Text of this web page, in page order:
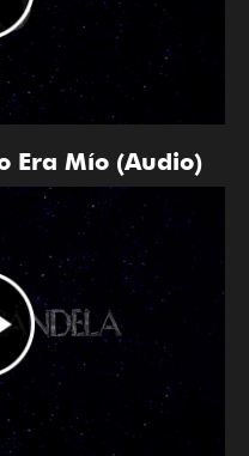
Era Mío (Audio)